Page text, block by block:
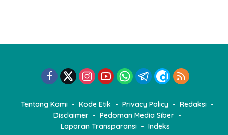
Tentang Kami Kode Etik Privacy Policy
Redaksi
Disclaimer
Pedoman Media Siber
Laporan Transparansi
Indeks